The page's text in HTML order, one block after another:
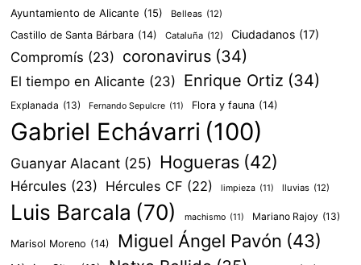
Ayuntamiento de Alicante (15) Belleas (12)
Castillo de Santa Bárbara (14) Cataluña (12) Ciudadanos (17)
Compromís (23) coronavirus (34)
El tiempo en Alicante (23) Enrique Ortiz (34)
Explanada (13) Fernando Sepulcre (11) Flora y fauna (14)
Gabriel Echávarri (100)
Guanyar Alacant (25) Hogueras (42)
Hércules (23) Hércules CF (22) limpieza (11) lluvias (12)
Luis Barcala (70) machismo (11) Mariano Rajoy (13)
Marisol Moreno (14) Miguel Ángel Pavón (43)